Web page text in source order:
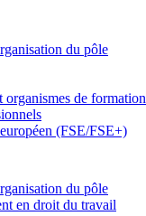
du pôle
organismes de formation
(FSE/FSE+)
du pôle
en droit du travail